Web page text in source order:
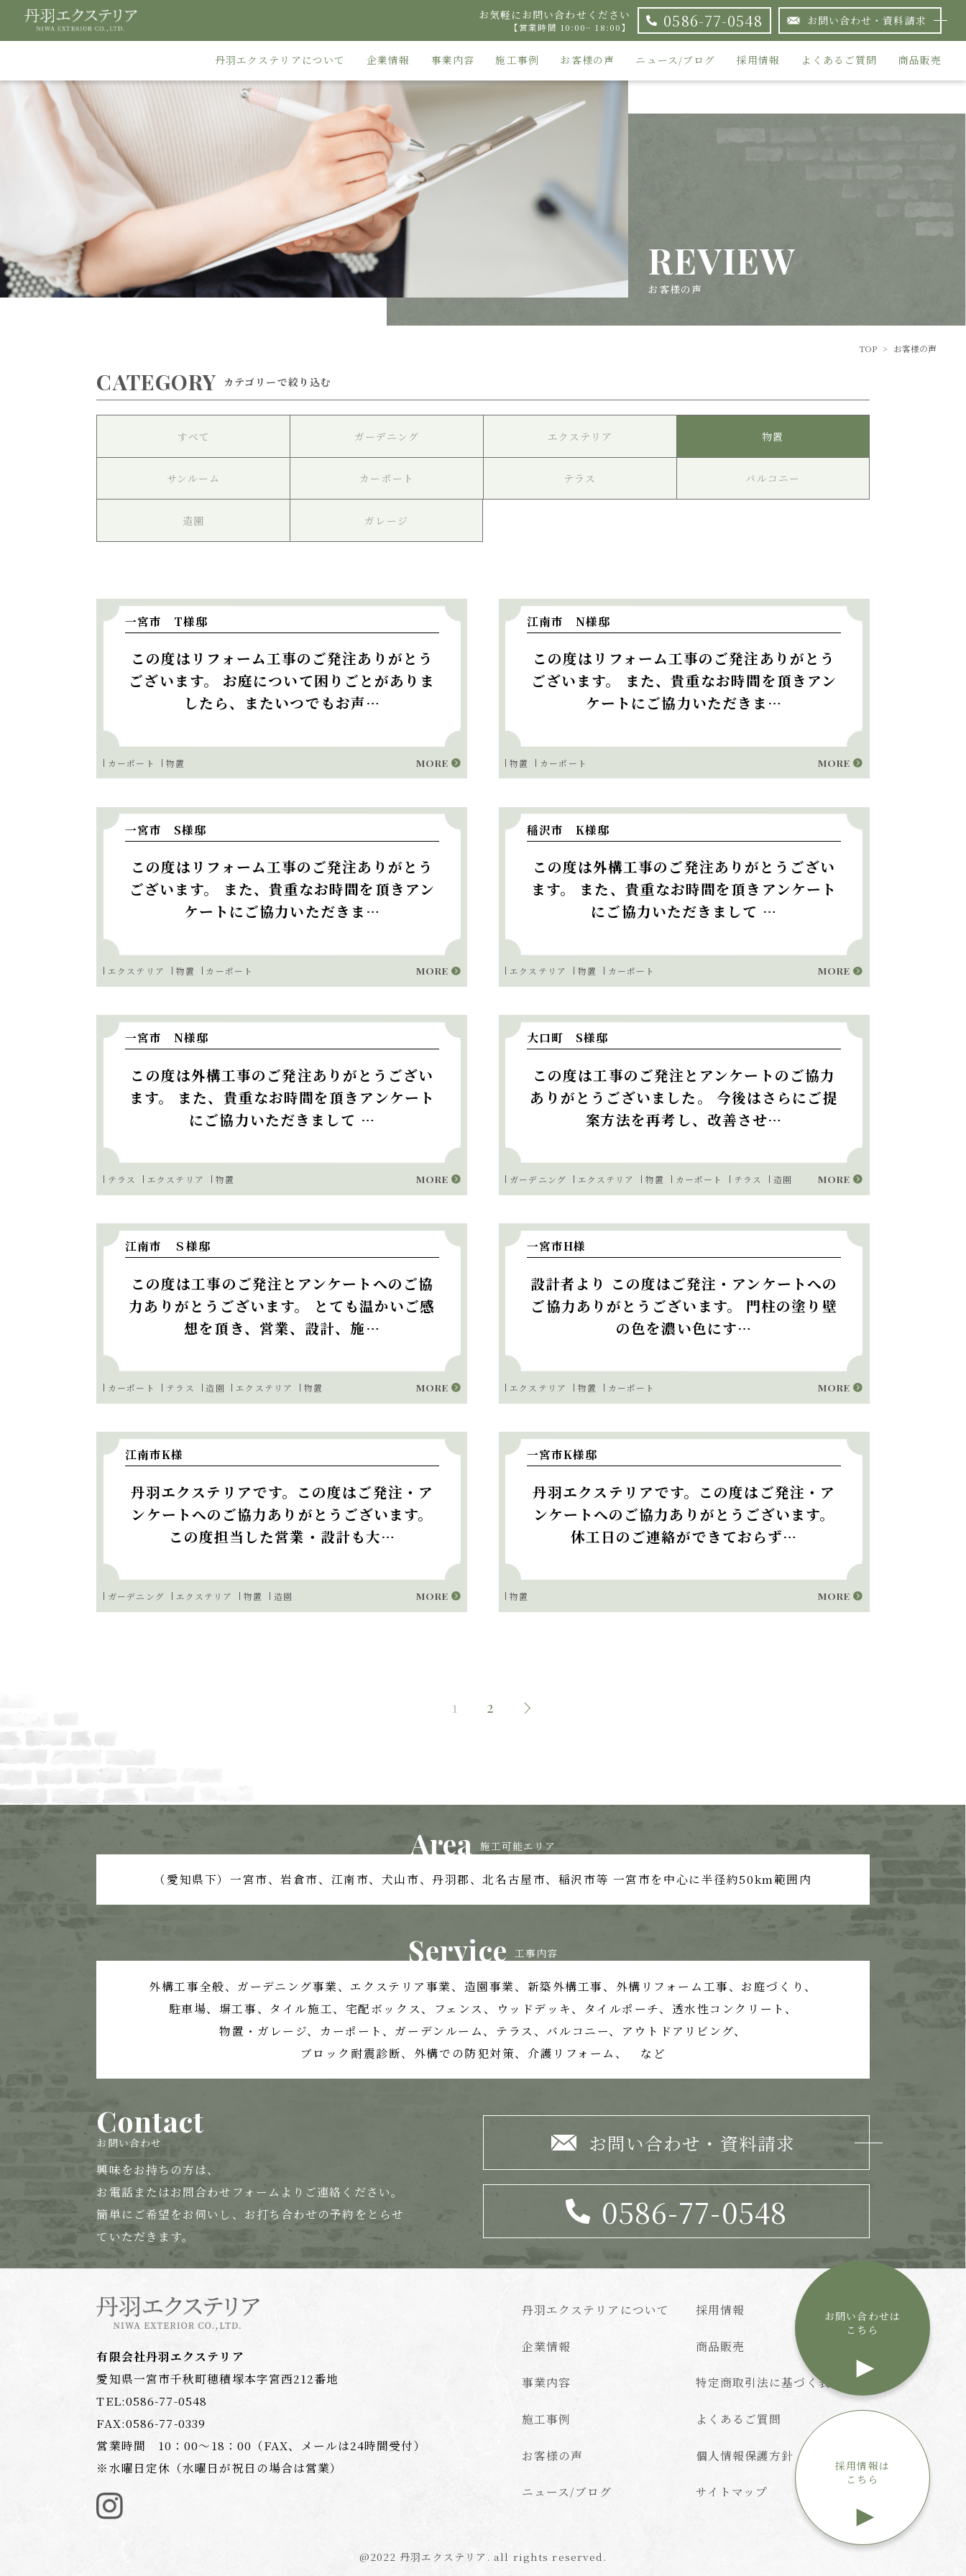
お気軽にお問い合わせください
【営業時間 10:00~ 18:00】 0586-77-0548 お問い合わせ・資料請求
丹羽エクステリアについて 企業情報 事業内容 施工事例 お客様の声 ニュース/ブログ 採用情報 よくあるご質問 商品販売
お問い合わせは
こちら
採用情報は
こちら
REVIEW
お客様の声
TOP > お客様の声
CATEGORY カテゴリーで絞り込む
すべて ガーデニング エクステリア 物置
サンルーム カーポート テラス バルコニー
造園 ガレージ
一宮市 T様邸
この度はリフォーム工事のご発注ありがとう
ございます。 お庭について困りごとがありま
したら、またいつでもお声…
カーポート 物置 MORE
江南市 N様邸
この度はリフォーム工事のご発注ありがとう
ございます。 また、貴重なお時間を頂きアン
ケートにご協力いただきま…
物置 カーポート MORE
一宮市 S様邸
この度はリフォーム工事のご発注ありがとう
ございます。 また、貴重なお時間を頂きアン
ケートにご協力いただきま…
エクステリア 物置 カーポート MORE
稲沢市 K様邸
この度は外構工事のご発注ありがとうござい
ます。 また、貴重なお時間を頂きアンケート
にご協力いただきまして …
エクステリア 物置 カーポート MORE
一宮市 N様邸
この度は外構工事のご発注ありがとうござい
ます。 また、貴重なお時間を頂きアンケート
にご協力いただきまして …
テラス エクステリア 物置 MORE
大口町 S様邸
この度は工事のご発注とアンケートのご協力
ありがとうございました。 今後はさらにご提
案方法を再考し、改善させ…
ガーデニング エクステリア 物置 カーポート テラス 造園 MORE
江南市 Ｓ様邸
この度は工事のご発注とアンケートへのご協
力ありがとうございます。 とても温かいご感
想を頂き、営業、設計、施…
カーポート テラス 造園 エクステリア 物置 MORE
一宮市H様
設計者より この度はご発注・アンケートへの
ご協力ありがとうございます。 門柱の塗り壁
の色を濃い色にす…
エクステリア 物置 カーポート MORE
江南市K様
丹羽エクステリアです。この度はご発注・ア
ンケートへのご協力ありがとうございます。
この度担当した営業・設計も大…
ガーデニング エクステリア 物置 造園 MORE
一宮市K様邸
丹羽エクステリアです。この度はご発注・ア
ンケートへのご協力ありがとうございます。
休工日のご連絡ができておらず…
物置 MORE
1 2
Area 施工可能エリア
（愛知県下）一宮市、岩倉市、江南市、 犬山市、丹羽郡、北名古屋市、稲沢市等 一宮市を中心に半径約50km範囲内
Service 工事内容
外構工事全般、ガーデニング事業、 エクステリア事業、造園事業、 新築外構工事、外構リフォーム工事、 お庭づくり、
駐車場、塀工事、 タイル施工、宅配ボックス、フェンス、 ウッドデッキ、タイルポーチ、 透水性コンクリート、
物置・ガレージ、 カーポート、ガーデンルーム、テラス、バルコニー、アウトドアリビング、
ブロック耐震診断、外構での防犯対策、 介護リフォーム、 など
Contact
お問い合わせ
興味をお持ちの方は、
お電話またはお問合わせフォームよりご連絡ください。
簡単にご希望をお伺いし、お打ち合わせの予約をとらせ
ていただきます。
お問い合わせ・資料請求
0586-77-0548
有限会社丹羽エクステリア
愛知県一宮市千秋町穂積塚本字宮西212番地
TEL:0586-77-0548
FAX:0586-77-0339
営業時間 10：00〜18：00 （FAX、メールは24時間受付）
※水曜日定休（水曜日が祝日の場合は営業）
丹羽エクステリアについて
企業情報
事業内容
施工事例
お客様の声
ニュース/ブログ
採用情報
商品販売
特定商取引法に基づく表記
よくあるご質問
個人情報保護方針
サイトマップ
@2022 丹羽エクステリア. all rights reserved.